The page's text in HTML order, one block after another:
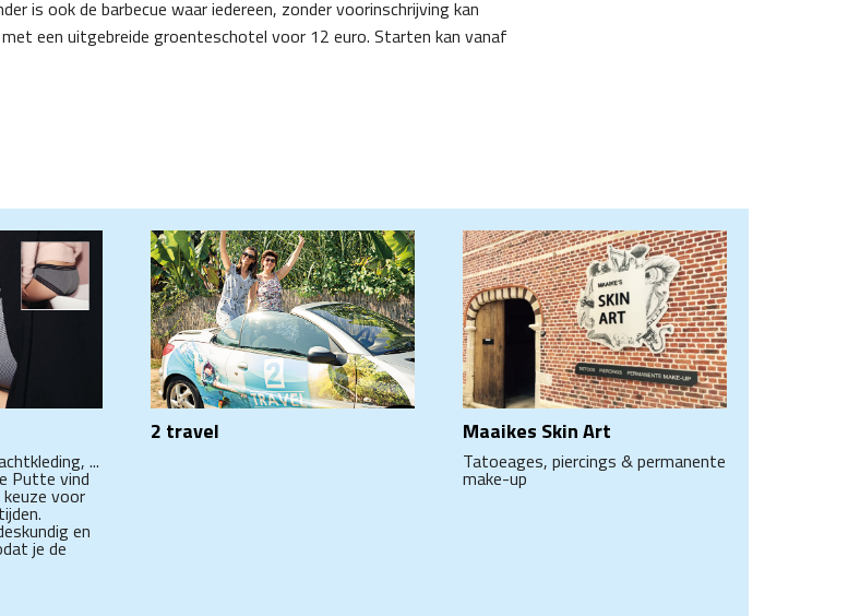
is ook de barbecue waar iedereen, zonder voorinschrijving kan
een uitgebreide groenteschotel voor 12 euro. Starten kan vanaf
...
Putte vind
voor
en
je de
2 travel Maaikes Skin Art
Tatoeages, piercings & permanente
make-up